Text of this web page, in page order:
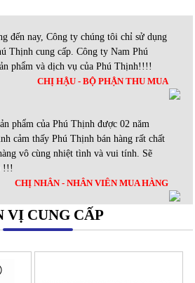
đến nay, Công ty chúng tôi chỉ sử dụng
Thịnh cung cấp. Công ty Nam Phú
phẩm và dịch vụ của Phú Thịnh!!!!
CHỊ HẬU - BỘ PHẬN THU MUA
phẩm của Phú Thịnh được 02 năm
cảm thấy Phú Thịnh bán hàng rất chất
vô cùng nhiệt tình và vui tính. Sẽ
!!!
CHỊ NHÂN - NHÂN VIÊN MUA HÀNG
VỊ CUNG CẤP